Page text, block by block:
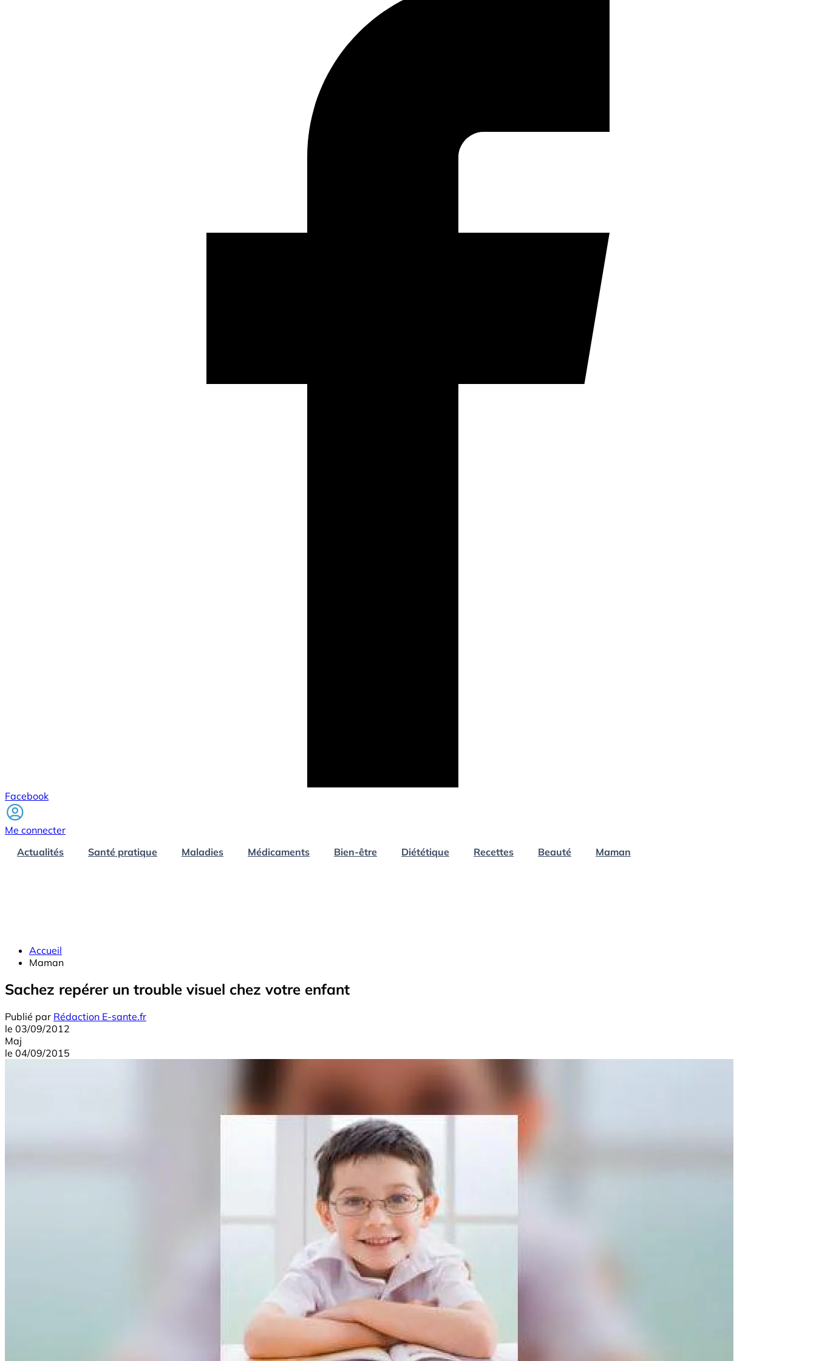
Facebook
Me connecter
Actualités
Santé pratique Maladies Médicaments Bien-être Diététique Recettes Beauté Maman
Accueil
Maman
Sachez repérer un trouble visuel chez votre enfant
Publié par Rédaction E-sante.fr
le 03/09/2012
Maj
le 04/09/2015